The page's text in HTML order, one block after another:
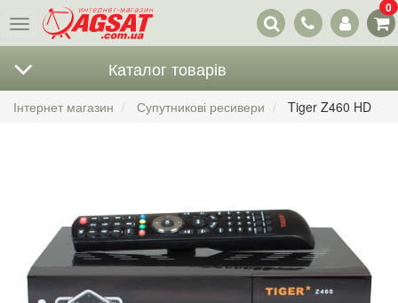
Меню
Наші
контакти
0
Каталог товарів
Інтернет магазин Супутникові ресивери Tiger Z460 HD